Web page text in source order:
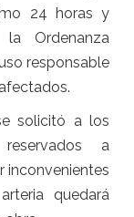
24 horas y
Ordenanza
responsable
solicitó a los
a
inconvenientes
quedará